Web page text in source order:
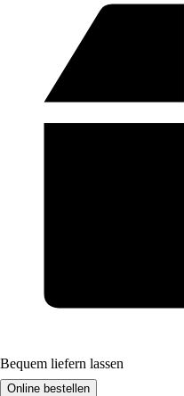
Bequem liefern lassen
Online bestellen